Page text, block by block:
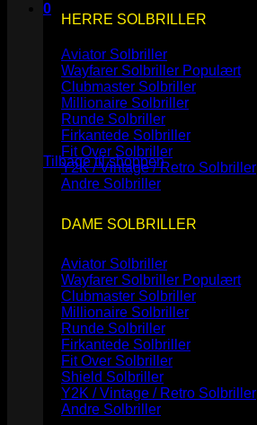
0
Kurv
Ingen varer i kurven.
Tilbage til shoppen
HERRE SOLBRILLER
Aviator Solbriller
Wayfarer Solbriller
Clubmaster Solbriller
Millionaire Solbriller
Runde Solbriller
Firkantede Solbriller
Fit Over Solbriller
Y2K / Vintage / Retro Solbriller
Andre Solbriller
DAME SOLBRILLER
Aviator Solbriller
Wayfarer Solbriller
Clubmaster Solbriller
Millionaire Solbriller
Runde Solbriller
Firkantede Solbriller
Fit Over Solbriller
Shield Solbriller
Y2K / Vintage / Retro Solbriller
Andre Solbriller